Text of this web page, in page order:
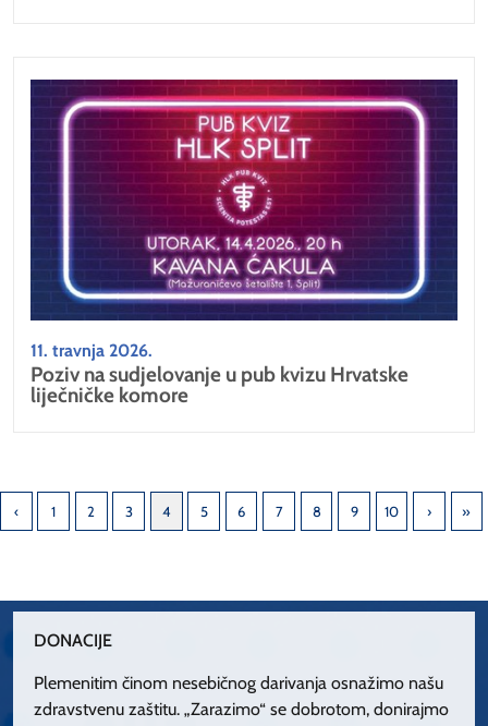
11. travnja 2026.
Poziv na sudjelovanje u pub kvizu Hrvatske
liječničke komore
1 2 3 4 5 6 7 8 9 10
DONACIJE
Plemenitim činom nesebičnog darivanja osnažimo našu
zdravstvenu zaštitu. „Zarazimo“ se dobrotom, donirajmo